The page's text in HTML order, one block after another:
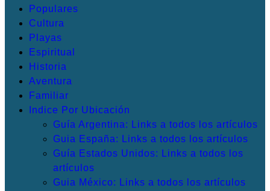
Populares
Cultura
Playas
Espiritual
Historia
Aventura
Familiar
Indice Por Ubicación
Guía Argentina: Links a todos los artículos
Guia España: Links a todos los artículos
Guía Estados Unidos: Links a todos los
artículos
Guia México: Links a todos los artículos